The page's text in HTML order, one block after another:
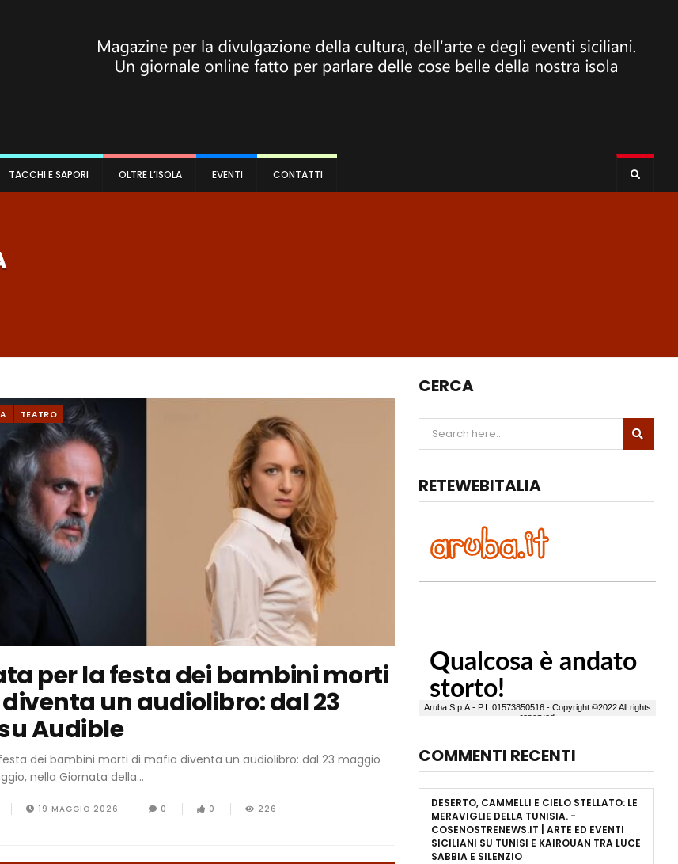
TACCHI E SAPORI OLTRE L’ISOLA EVENTI CONTATTI
TEATRO
per la festa dei bambini morti
un audiolibro: dal 23
Audible
dei bambini morti di mafia diventa un audiolibro: dal 23 maggio
nella Giornata della...
19 MAGGIO 2026 0 0 226
CERCA
RETEWEBITALIA
COMMENTI RECENTI
DESERTO, CAMMELLI E CIELO STELLATO: LE
MERAVIGLIE DELLA TUNISIA. -
COSENOSTRENEWS.IT | ARTE ED EVENTI
SICILIANI SU TUNISI E KAIROUAN TRA LUCE
SABBIA E SILENZIO